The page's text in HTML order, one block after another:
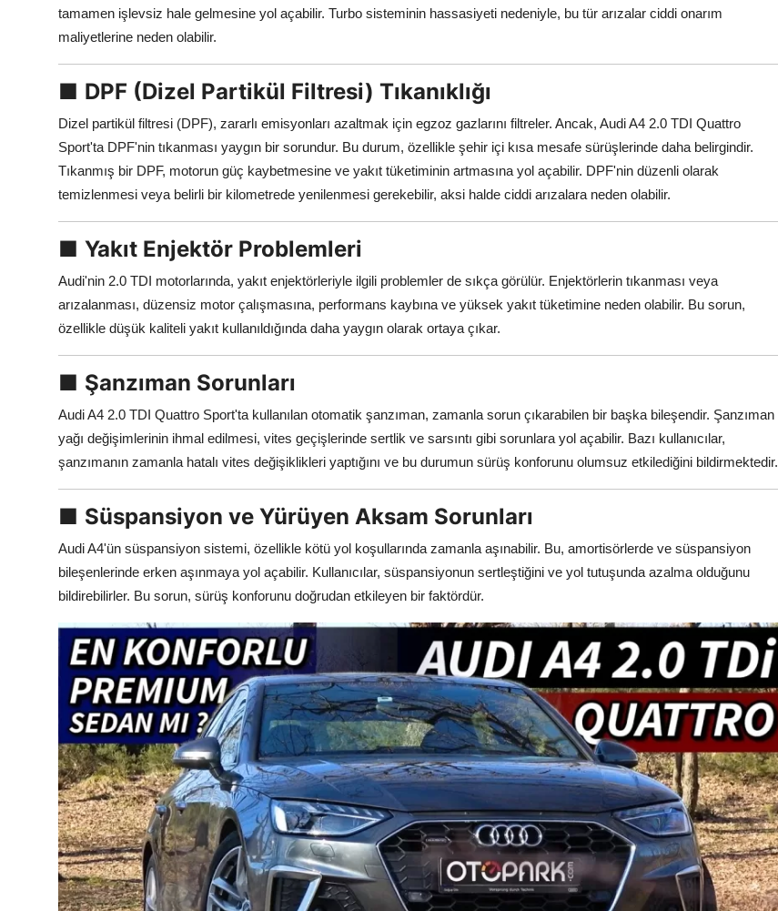
tamamen işlevsiz hale gelmesine yol açabilir. Turbo sisteminin hassasiyeti nedeniyle, bu tür arızalar ciddi onarım
maliyetlerine neden olabilir.
■ DPF (Dizel Partikül Filtresi) Tıkanıklığı
Dizel partikül filtresi (DPF), zararlı emisyonları azaltmak için egzoz gazlarını filtreler. Ancak, Audi A4 2.0 TDI Quattro
Sport'ta DPF'nin tıkanması yaygın bir sorundur. Bu durum, özellikle şehir içi kısa mesafe sürüşlerinde daha belirgindir.
Tıkanmış bir DPF, motorun güç kaybetmesine ve yakıt tüketiminin artmasına yol açabilir. DPF'nin düzenli olarak
temizlenmesi veya belirli bir kilometrede yenilenmesi gerekebilir, aksi halde ciddi arızalara neden olabilir.
■ Yakıt Enjektör Problemleri
Audi'nin 2.0 TDI motorlarında, yakıt enjektörleriyle ilgili problemler de sıkça görülür. Enjektörlerin tıkanması veya
arızalanması, düzensiz motor çalışmasına, performans kaybına ve yüksek yakıt tüketimine neden olabilir. Bu sorun,
özellikle düşük kaliteli yakıt kullanıldığında daha yaygın olarak ortaya çıkar.
■ Şanzıman Sorunları
Audi A4 2.0 TDI Quattro Sport'ta kullanılan otomatik şanzıman, zamanla sorun çıkarabilen bir başka bileşendir. Şanzıman
yağı değişimlerinin ihmal edilmesi, vites geçişlerinde sertlik ve sarsıntı gibi sorunlara yol açabilir. Bazı kullanıcılar,
şanzımanın zamanla hatalı vites değişiklikleri yaptığını ve bu durumun sürüş konforunu olumsuz etkilediğini bildirmektedir.
■ Süspansiyon ve Yürüyen Aksam Sorunları
Audi A4'ün süspansiyon sistemi, özellikle kötü yol koşullarında zamanla aşınabilir. Bu, amortisörlerde ve süspansiyon
bileşenlerinde erken aşınmaya yol açabilir. Kullanıcılar, süspansiyonun sertleştiğini ve yol tutuşunda azalma olduğunu
bildirebilirler. Bu sorun, sürüş konforunu doğrudan etkileyen bir faktördür.